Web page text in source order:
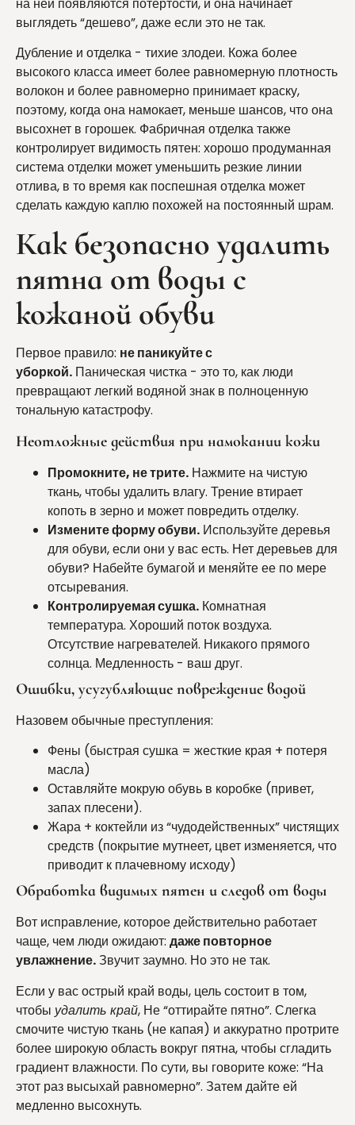
выглядеть “дешево”, даже если это не так.
Дубление и отделка - тихие злодеи. Кожа более
высокого класса имеет более равномерную плотность
волокон и более равномерно принимает краску,
поэтому, когда она намокает, меньше шансов, что она
высохнет в горошек. Фабричная отделка также
контролирует видимость пятен: хорошо продуманная
система отделки может уменьшить резкие линии
отлива, в то время как поспешная отделка может
сделать каждую каплю похожей на постоянный шрам.
Как безопасно удалить
пятна от воды с
кожаной обуви
Первое правило: не паникуйте с
уборкой. Паническая чистка - это то, как люди
превращают легкий водяной знак в полноценную
тональную катастрофу.
Неотложные действия при намокании кожи
Промокните, не трите. Нажмите на чистую
ткань, чтобы удалить влагу. Трение втирает
копоть в зерно и может повредить отделку.
Измените форму обуви. Используйте деревья
для обуви, если они у вас есть. Нет деревьев для
обуви? Набейте бумагой и меняйте ее по мере
отсыревания.
Контролируемая сушка. Комнатная
температура. Хороший поток воздуха.
Отсутствие нагревателей. Никакого прямого
солнца. Медленность - ваш друг.
Ошибки, усугубляющие повреждение водой
Назовем обычные преступления:
Фены (быстрая сушка = жесткие края + потеря
масла)
Оставляйте мокрую обувь в коробке (привет,
запах плесени).
Жара + коктейли из “чудодейственных” чистящих
средств (покрытие мутнеет, цвет изменяется, что
приводит к плачевному исходу)
Обработка видимых пятен и следов от воды
Вот исправление, которое действительно работает
чаще, чем люди ожидают: даже повторное
увлажнение.Звучит заумно. Но это не так.
Если у вас острый край воды, цель состоит в том,
чтобы удалить край, Не “оттирайте пятно”. Слегка
смочите чистую ткань (не капая) и аккуратно протрите
более широкую область вокруг пятна, чтобы сгладить
градиент влажности. По сути, вы говорите коже: “На
этот раз высыхай равномерно”. Затем дайте ей
медленно высохнуть.